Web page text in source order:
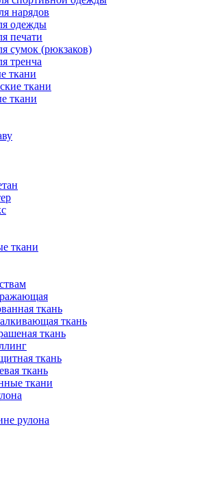
нарядов
одежды
печати
сумок (рюкзаков)
тренча
ткани
ткани
ткани
ткани
ткань
ткань
ткань
ткань
ткань
ткани
рулона